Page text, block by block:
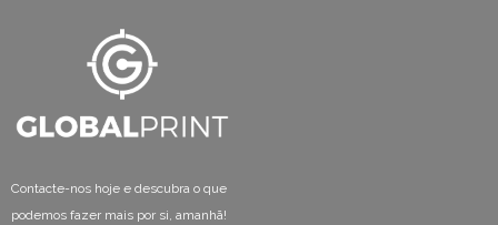
Contacte-nos hoje e descubra o que
podemos fazer mais por si, amanhã!